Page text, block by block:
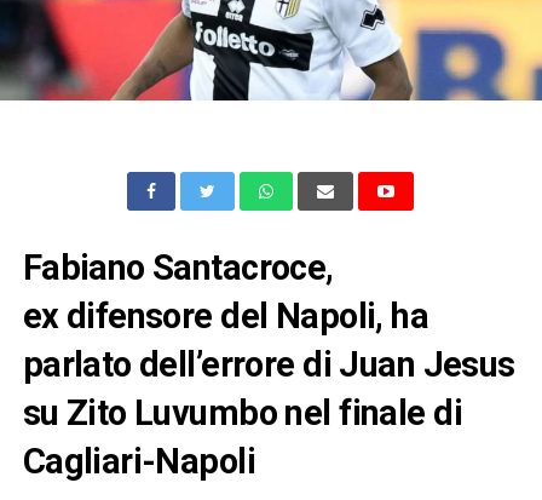
Fabiano Santacroce,
ex difensore del Napoli, ha
parlato dell’errore di Juan Jesus
su Zito Luvumbo nel finale di
Cagliari-Napoli